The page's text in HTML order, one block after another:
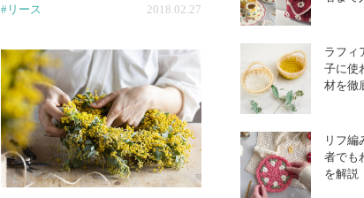
#リース 2018.02.27
ラフィ
子に使
材を徹
リフ編
者でも
を解説